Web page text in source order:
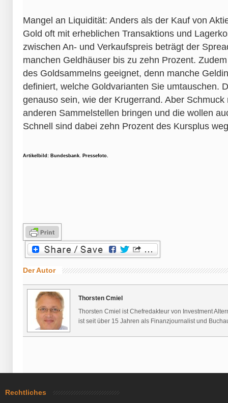
Mangel an Liquidität: Anders als der Kauf von
Gold oft mit erheblichen Transaktions und
zwischen An- und Verkaufspreis beträgt der
manchen Geldhäuser bis zu zehn Prozent.
des Goldsammelns geeignet, denn manche
definiert, welche Goldvarianten Sie umtauschen.
genauso sein, wie der Krugerrand. Aber Schmuck
anderen Sammelstellen bringen und die wollen
Schnell sind dabei zehn Prozent des Kursplus
Artikelbild: Bundesbank. Pressefoto.
Der Autor
Thorsten Cmiel
Thorsten Cmiel ist Chefredakteur von Investment
ist seit über 15 Jahren als Finanzjournalist und
Rechtliches